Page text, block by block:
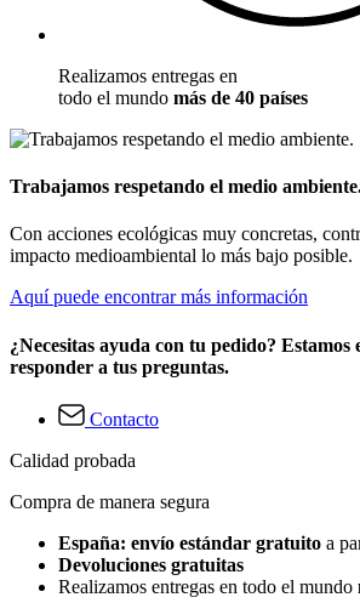
Realizamos entregas en
todo el mundo más de 40 países
Trabajamos respetando el medio
Con acciones ecológicas muy concretas,
impacto medioambiental lo más bajo posible.
Aquí puede encontrar más información
¿Necesitas ayuda con tu pedido? Estamos
responder a tus preguntas.
Contacto
Calidad probada
Compra de manera segura
España: envío estándar gratuito a
Devoluciones gratuitas
Realizamos entregas en todo el mundo